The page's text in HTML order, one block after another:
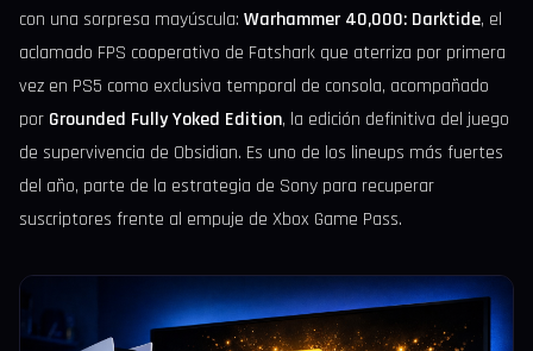
con una sorpresa mayúscula: Warhammer 40,000: Darktide, el
aclamado FPS cooperativo de Fatshark que aterriza por primera
vez en PS5 como exclusiva temporal de consola, acompañado
por Grounded Fully Yoked Edition, la edición definitiva del juego
de supervivencia de Obsidian. Es uno de los lineups más fuertes
del año, parte de la estrategia de Sony para recuperar
suscriptores frente al empuje de Xbox Game Pass.